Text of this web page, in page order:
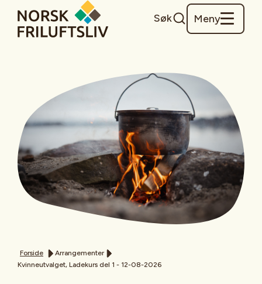
Søk Meny
Forside
Arrangementer
Kvinneutvalget, Ladekurs del 1 - 12-08-2026